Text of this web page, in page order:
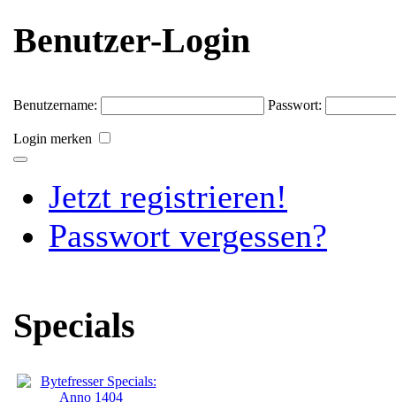
Benutzer-Login
Benutzername: Passwort:
Login merken
Jetzt registrieren!
Passwort vergessen?
Specials